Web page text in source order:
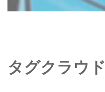
タグクラウド